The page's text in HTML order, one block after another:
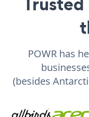
POWR has
(besides